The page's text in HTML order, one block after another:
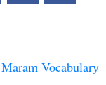
Vocabulary